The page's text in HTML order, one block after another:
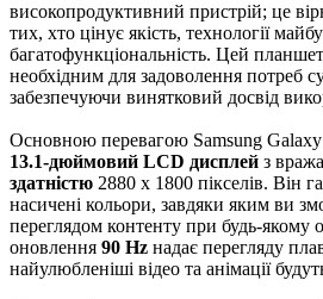
високопродуктивний пристрій; це
тих, хто цінує якість, технології
багатофункціональність. Цей
необхідним для задоволення потреб
забезпечуючи винятковий досвід
Основною перевагою Samsung
13.1-дюймовий LCD дисплей з
здатністю 2880 x 1800 пікселів. Він
насичені кольори, завдяки яким ви
переглядом контенту при будь-якому
оновлення 90 Hz надає перегляду
найулюбленіші відео та анімації